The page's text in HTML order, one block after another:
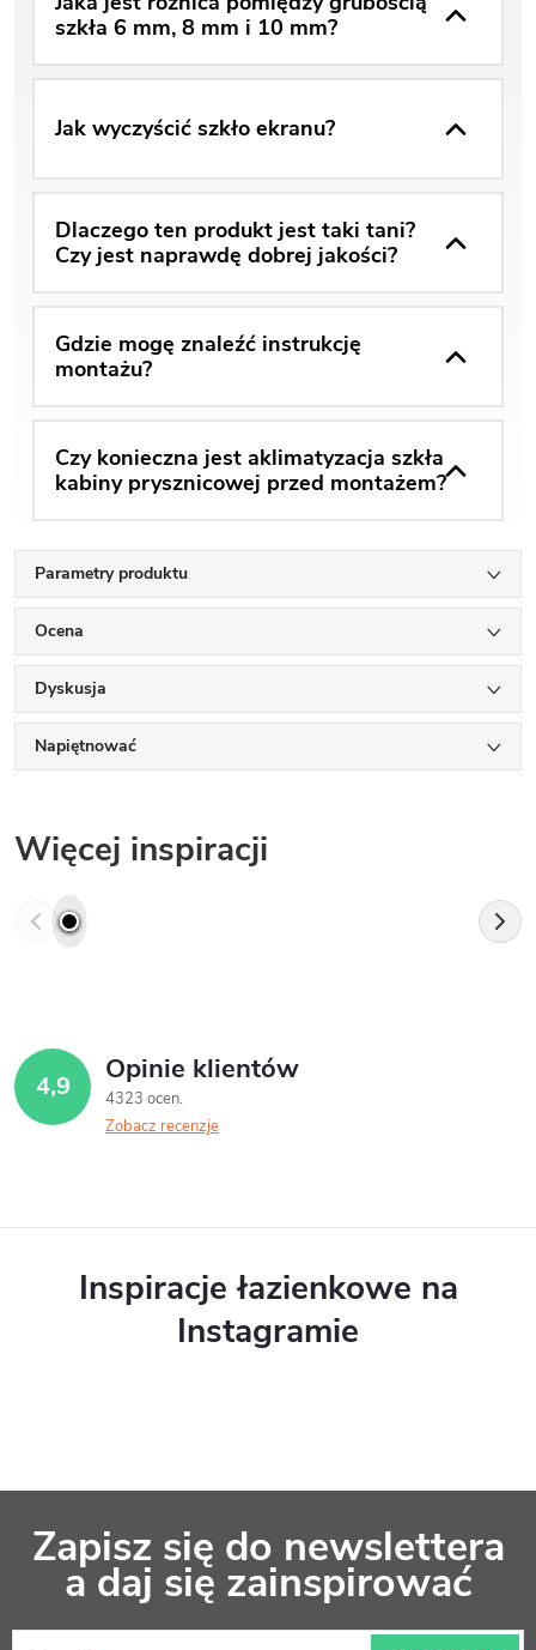
szkła 6 mm, 8 mm i 10 mm?
Jak wyczyścić szkło ekranu?
Dlaczego ten produkt jest taki tani?
Czy jest naprawdę dobrej jakości?
Gdzie mogę znaleźć instrukcję
montażu?
Czy konieczna jest aklimatyzacja szkła
kabiny prysznicowej przed montażem?
Parametry produktu
Ocena
Dyskusja
Napiętnować
Więcej inspiracji
4,9 Opinie klientów
4323 ocen
Zobacz recenzje
Inspiracje łazienkowe na
Instagramie
Zapisz się do newslettera
a daj się zainspirować